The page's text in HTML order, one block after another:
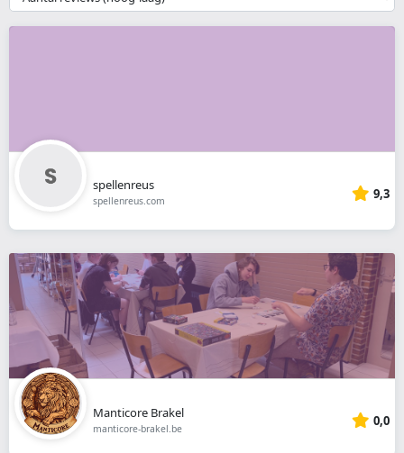
__('Sort')
}}
spellenreus
spellenreus.com 9,3
Manticore Brakel
manticore-brakel.be 0,0